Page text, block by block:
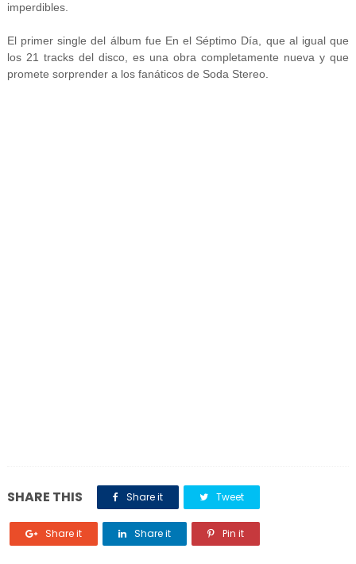
imperdibles.
El primer single del álbum fue En el Séptimo Día, que al igual que
los 21 tracks del disco, es una obra completamente nueva y que
promete sorprender a los fanáticos de Soda Stereo.
SHARE THIS Share it Tweet
Share it Share it Pin it